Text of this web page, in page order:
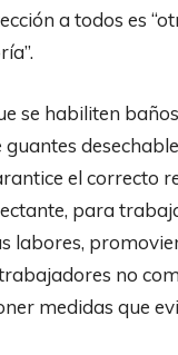
a todos es
se habiliten
el correcto
para
labores,
no
medidas que